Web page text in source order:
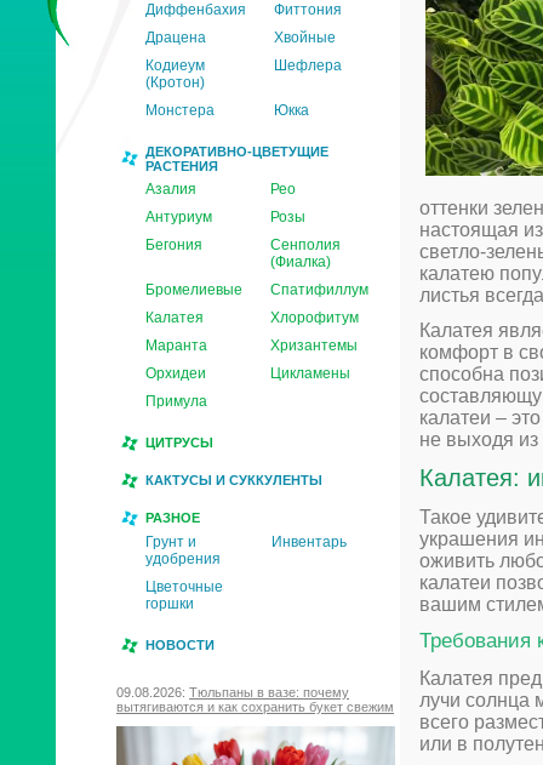
Диффенбахия
Фиттония
Драцена
Хвойные
Кодиеум
(Кротон)
Шефлера
Монстера Юкка
ДЕКОРАТИВНО-ЦВЕТУЩИЕ
РАСТЕНИЯ
Азалия
Рео
Антуриум
Розы
Бегония
Сенполия
(Фиалка)
Бромелиевые
Спатифиллум
Калатея
Хлорофитум
Маранта
Хризантемы
Орхидеи
Цикламены
Примула
ЦИТРУСЫ
КАКТУСЫ И СУККУЛЕНТЫ
РАЗНОЕ
Грунт и
удобрения
Инвентарь
Цветочные
горшки
НОВОСТИ
09.08.2026: Тюльпаны в вазе: почему
вытягиваются и как сохранить букет свежим
оттенки
настоящая
светло-
калатею
листья
Калатея
комфорт в
способна
калатеи –
не выходя
Калатея:
Такое
украшения
оживить
калатеи
вашим
Требования
Калатея
лучи солнца
всего
или в